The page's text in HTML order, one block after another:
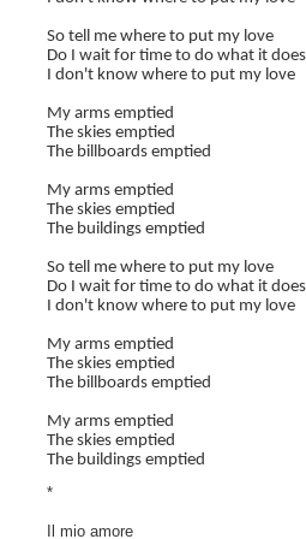
So tell me where to put my love
Do I wait for time to do what it
I don't know where to put my love
My arms emptied
The skies emptied
The billboards emptied
My arms emptied
The skies emptied
The buildings emptied
So tell me where to put my love
Do I wait for time to do what it
I don't know where to put my love
My arms emptied
The skies emptied
The billboards emptied
My arms emptied
The skies emptied
The buildings emptied
*
Il mio amore